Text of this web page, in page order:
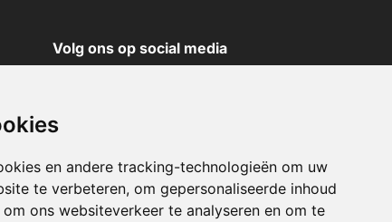
en andere tracking-technologieën om uw
te verbeteren, om gepersonaliseerde inhoud
ons websiteverkeer te analyseren en om te
Volg ons op social media
X
Pinterest